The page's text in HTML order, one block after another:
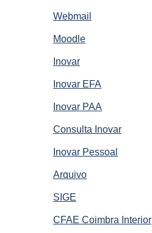
Webmail
Moodle
Inovar
Inovar EFA
Inovar PAA
Consulta Inovar
Inovar Pessoal
Arquivo
SIGE
CFAE Coimbra Interior